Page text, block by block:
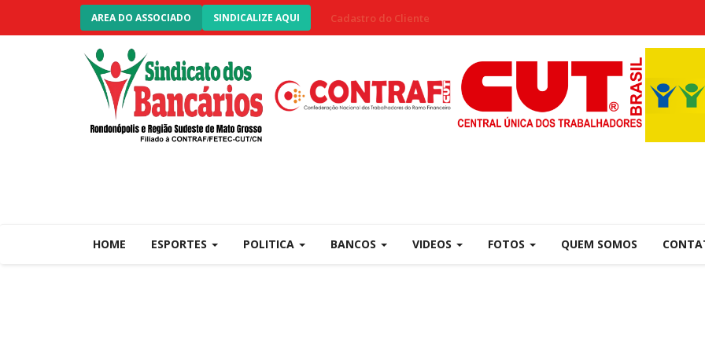
AREA DO ASSOCIADO SINDICALIZE AQUI Cadastro do Cliente
HOME ESPORTES POLITICA BANCOS VIDEOS FOTOS QUEM SOMOS